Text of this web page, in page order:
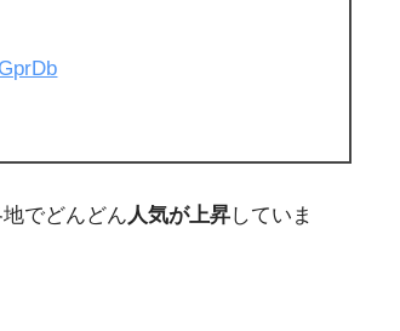
でどんどん人気が上昇していま